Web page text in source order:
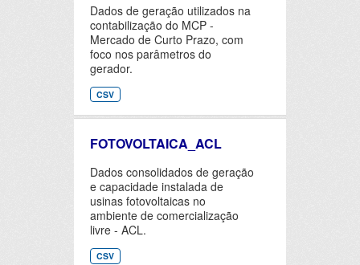
Dados de geração utilizados na
contabilização do MCP -
Mercado de Curto Prazo, com
foco nos parâmetros do
gerador.
CSV
FOTOVOLTAICA_ACL
Dados consolidados de geração
e capacidade instalada de
usinas fotovoltaicas no
ambiente de comercialização
livre - ACL.
CSV